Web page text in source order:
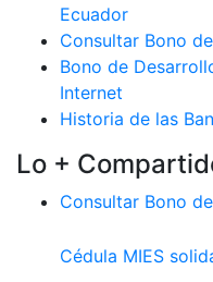
Ecuador
Consultar Bono
Bono de
Internet
Historia de las
Lo +
Consultar Bono
Cédula MIES